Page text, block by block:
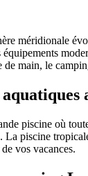
méridionale
équipements
de main, le
piscine où
La piscine
vos vacances.